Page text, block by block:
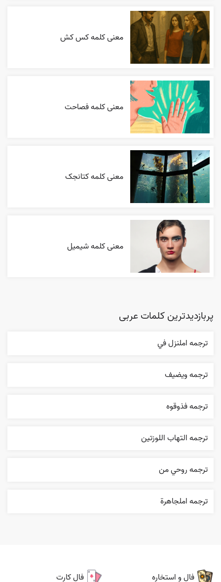
معنی کلمه کس کش
معنی کلمه فصاحت
معنی کلمه کتانجک
معنی کلمه شیمیل
پربازدیدترین کلمات عربی
ترجمه املنزل في
ترجمه ويضيف
ترجمه فذوقوه
ترجمه التهاب اللوزتين
ترجمه روحي من
ترجمه املجاهرة
فال و استخاره فال کارت